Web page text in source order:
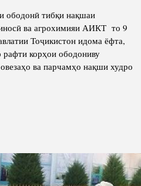
тибқи нақшаи
ва агрохимияи АИКТ то 9
Тоҷикистон идома ёфта,
корҳои ободониву
ва парчамҳо нақши худро